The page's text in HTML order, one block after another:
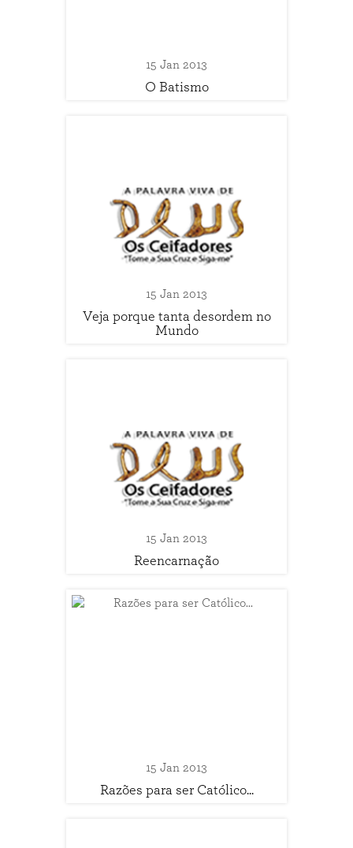
15 Jan 2013
O Batismo
15 Jan 2013
Veja porque tanta desordem no
Mundo
15 Jan 2013
Reencarnação
15 Jan 2013
Razões para ser Católico...